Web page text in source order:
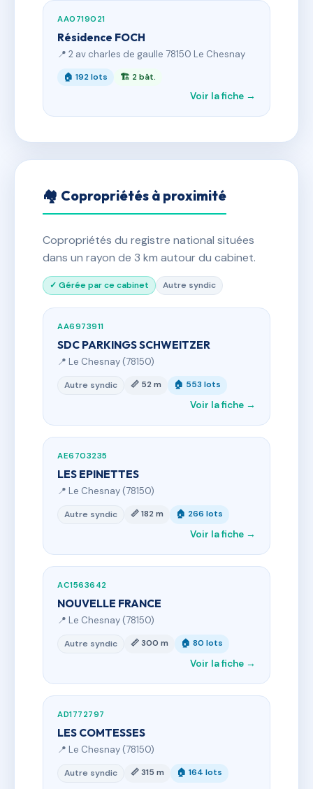
AA0719021
Résidence FOCH
📍 2 av charles de gaulle 78150 Le Chesnay
🏠 192 lots 🏗 2 bât.
Voir la fiche →
🏘 Copropriétés à proximité
Copropriétés du registre national situées
dans un rayon de 3 km autour du cabinet.
✓ Gérée par ce cabinet Autre syndic
AA6973911
SDC PARKINGS SCHWEITZER
📍 Le Chesnay (78150)
Autre syndic 📏 52 m 🏠 553 lots
Voir la fiche →
AE6703235
LES EPINETTES
📍 Le Chesnay (78150)
Autre syndic 📏 182 m 🏠 266 lots
Voir la fiche →
AC1563642
NOUVELLE FRANCE
📍 Le Chesnay (78150)
Autre syndic 📏 300 m 🏠 80 lots
Voir la fiche →
AD1772797
LES COMTESSES
📍 Le Chesnay (78150)
Autre syndic 📏 315 m 🏠 164 lots